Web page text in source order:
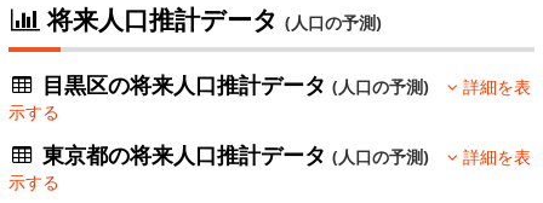
将来人口推計データ (人口の予測)
目黒区の将来人口推計データ(人口の予測)
詳細を表
示する
東京都の将来人口推計データ(人口の予測)
詳細を表
示する